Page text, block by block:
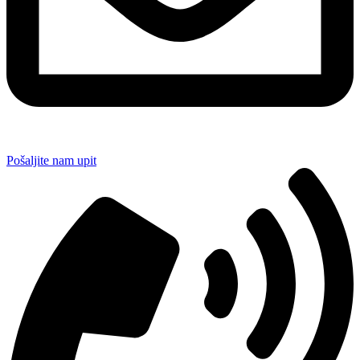
Pošaljite nam upit